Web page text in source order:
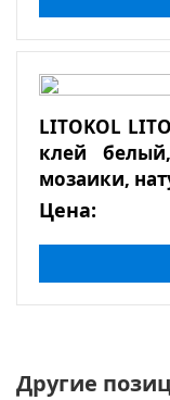
LITOKOL
клей
мозаики,
Цена:
Другие